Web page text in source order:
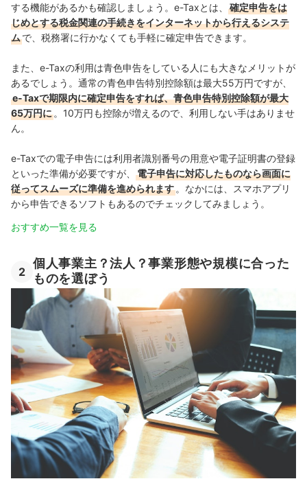
する機能があるかも確認しましょう。e-Taxとは、
確定申告をは
じめとする税金関連の手続きをインターネットから行えるシステ
ムで、税務署に行かなくても手軽に確定申告できます。
また、e-Taxの利用は青色申告をしている人にも大きなメリットが
あるでしょう。通常の青色申告特別控除額は最大55万円ですが、
e-Taxで期限内に確定申告をすれば、青色申告特別控除額が最大
65万円に 。10万円も控除が増えるので、利用しない手はありませ
ん。
e-Taxでの電子申告には利用者識別番号の用意や電子証明書の登録
といった準備が必要ですが、
電子申告に対応したものなら画面に
従ってスムーズに準備を進められます 。なかには、スマホアプリ
から申告できるソフトもあるのでチェックしてみましょう。
おすすめ一覧を見る
2
個人事業主？法人？事業形態や規模に合った
ものを選ぼう